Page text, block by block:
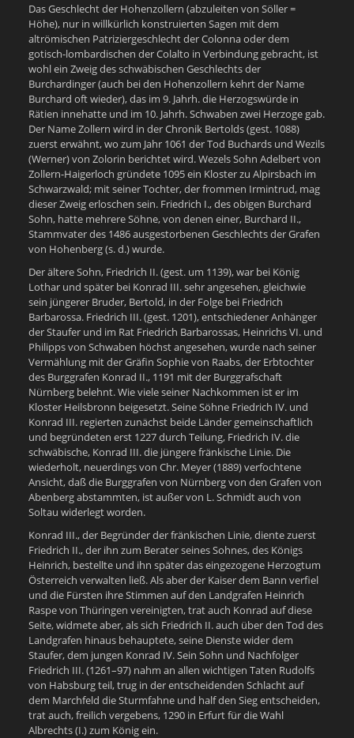
Das Geschlecht der Hohenzollern (abzuleiten von Söller =
Höhe), nur in willkürlich konstruierten Sagen mit dem
altrömischen Patriziergeschlecht der Colonna oder dem
gotisch-lombardischen der Colalto in Verbindung gebracht, ist
wohl ein Zweig des schwäbischen Geschlechts der
Burchardinger (auch bei den Hohenzollern kehrt der Name
Burchard oft wieder), das im 9. Jahrh. die Herzogswürde in
Rätien innehatte und im 10. Jahrh. Schwaben zwei Herzoge gab.
Der Name Zollern wird in der Chronik Bertolds (gest. 1088)
zuerst erwähnt, wo zum Jahr 1061 der Tod Buchards und Wezils
(Werner) von Zolorin berichtet wird. Wezels Sohn Adelbert von
Zollern-Haigerloch gründete 1095 ein Kloster zu Alpirsbach im
Schwarzwald; mit seiner Tochter, der frommen Irmintrud, mag
dieser Zweig erloschen sein. Friedrich I., des obigen Burchard
Sohn, hatte mehrere Söhne, von denen einer, Burchard II.,
Stammvater des 1486 ausgestorbenen Geschlechts der Grafen
von Hohenberg (s. d.) wurde.
Der ältere Sohn, Friedrich II. (gest. um 1139), war bei König
Lothar und später bei Konrad III. sehr angesehen, gleichwie
sein jüngerer Bruder, Bertold, in der Folge bei Friedrich
Barbarossa. Friedrich III. (gest. 1201), entschiedener Anhänger
der Staufer und im Rat Friedrich Barbarossas, Heinrichs VI. und
Philipps von Schwaben höchst angesehen, wurde nach seiner
Vermählung mit der Gräfin Sophie von Raabs, der Erbtochter
des Burggrafen Konrad II., 1191 mit der Burggrafschaft
Nürnberg belehnt. Wie viele seiner Nachkommen ist er im
Kloster Heilsbronn beigesetzt. Seine Söhne Friedrich IV. und
Konrad III. regierten zunächst beide Länder gemeinschaftlich
und begründeten erst 1227 durch Teilung, Friedrich IV. die
schwäbische, Konrad III. die jüngere fränkische Linie. Die
wiederholt, neuerdings von Chr. Meyer (1889) verfochtene
Ansicht, daß die Burggrafen von Nürnberg von den Grafen von
Abenberg abstammten, ist außer von L. Schmidt auch von
Soltau widerlegt worden.
Konrad III., der Begründer der fränkischen Linie, diente zuerst
Friedrich II., der ihn zum Berater seines Sohnes, des Königs
Heinrich, bestellte und ihn später das eingezogene Herzogtum
Österreich verwalten ließ. Als aber der Kaiser dem Bann verfiel
und die Fürsten ihre Stimmen auf den Landgrafen Heinrich
Raspe von Thüringen vereinigten, trat auch Konrad auf diese
Seite, widmete aber, als sich Friedrich II. auch über den Tod des
Landgrafen hinaus behauptete, seine Dienste wider dem
Staufer, dem jungen Konrad IV. Sein Sohn und Nachfolger
Friedrich III. (1261–97) nahm an allen wichtigen Taten Rudolfs
von Habsburg teil, trug in der entscheidenden Schlacht auf
dem Marchfeld die Sturmfahne und half den Sieg entscheiden,
trat auch, freilich vergebens, 1290 in Erfurt für die Wahl
Albrechts (I.) zum König ein.